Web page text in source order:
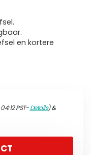
en kortere
PST-Details)&